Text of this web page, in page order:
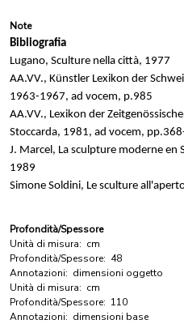
Note
Bibliografia
Lugano, Sculture nella città, 1977
AA.VV., Künstler Lexikon der
1963-1967, ad vocem, p.985
AA.VV., Lexikon der
Stoccarda, 1981, ad vocem,
J. Marcel, La sculpture moderne en
1989
Simone Soldini, Le sculture
Profondità/Spessore
Unità di misura: cm
Profondità/Spessore: 48
Annotazioni: dimensioni oggetto
Unità di misura: cm
Profondità/Spessore: 110
Annotazioni: dimensioni base